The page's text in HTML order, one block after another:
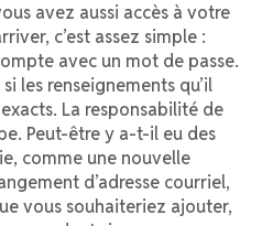
avez aussi accès à votre
c’est assez simple :
avec un mot de passe.
les renseignements qu’il
La responsabilité de
Peut-être y a-t-il eu des
comme une nouvelle
d’adresse courriel,
vous souhaiteriez ajouter,